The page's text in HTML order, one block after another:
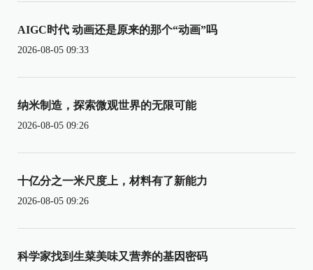
AIGC时代 动画还是原来的那个“动画”吗
2026-08-05 09:33
纳米制造，探索微观世界的无限可能
2026-08-05 09:26
十亿分之一米尺度上，材料有了新能力
2026-08-05 09:26
科学家找到生菜美味又营养的基因密码